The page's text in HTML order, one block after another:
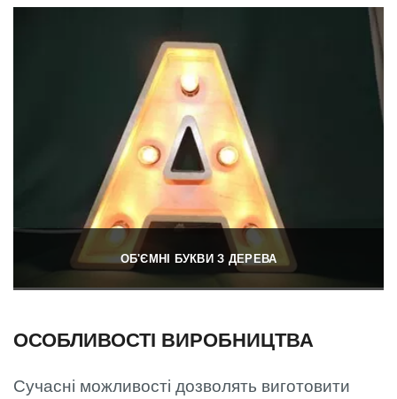
ОБ'ЄМНІ БУКВИ З ДЕРЕВА
ОСОБЛИВОСТІ ВИРОБНИЦТВА
Сучасні можливості дозволять виготовити